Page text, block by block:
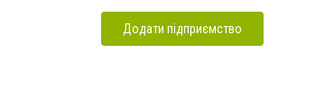
Додати підприємство